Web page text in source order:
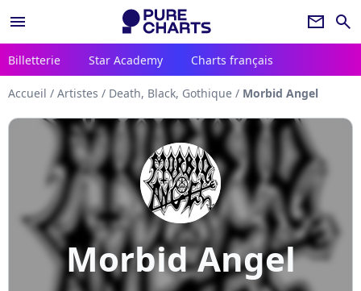
menu newsletter search
Billetterie Star Academy Charts français
Accueil / Artistes / Death, Black, Gothique / Morbid Angel
Morbid Angel